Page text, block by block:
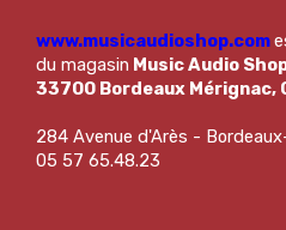
www.musicaudioshop.com
du magasin Music Audio
33700 Bordeaux Mérignac,
284 Avenue d'Arès -
05 57 65.48.23